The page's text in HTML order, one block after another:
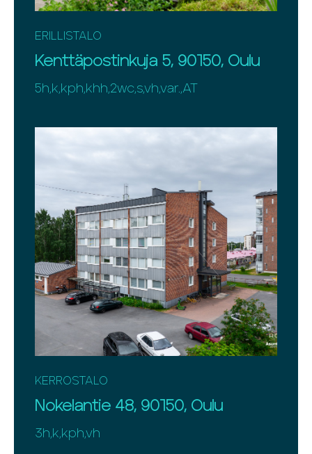
ERILLISTALO
Kenttäpostinkuja 5, 90150, Oulu
5h,k,kph,khh,2wc,s,vh,var.,AT
KERROSTALO
Nokelantie 48, 90150, Oulu
3h,k,kph,vh